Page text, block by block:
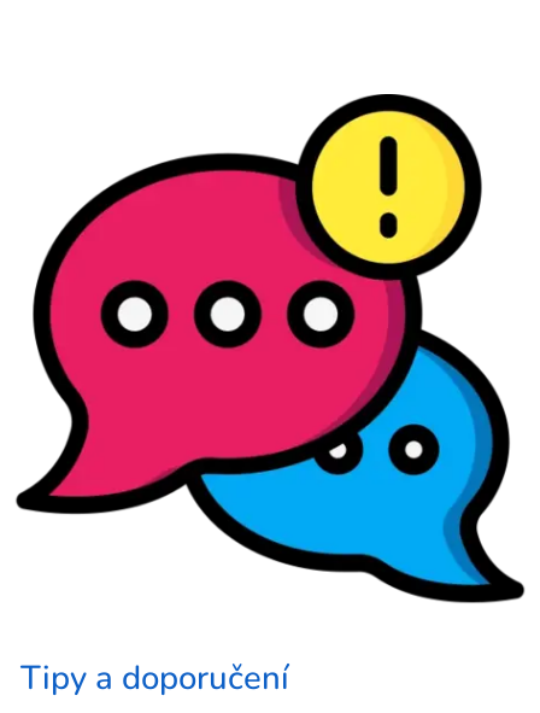
Tipy a doporučení